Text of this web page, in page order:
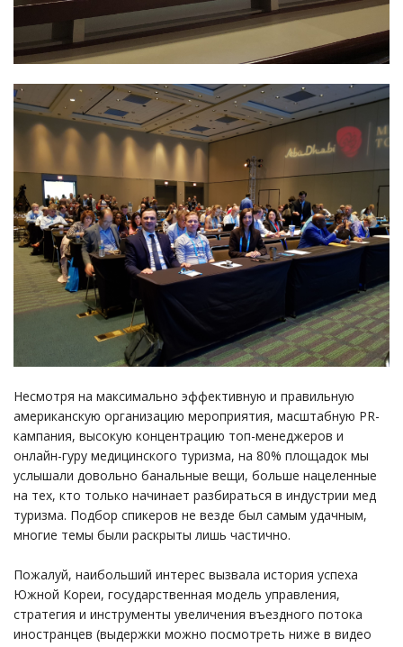
Несмотря на максимально эффективную и правильную
американскую организацию мероприятия, масштабную PR-
кампания, высокую концентрацию топ-менеджеров и
онлайн-гуру медицинского туризма, на 80% площадок мы
услышали довольно банальные вещи, больше нацеленные
на тех, кто только начинает разбираться в индустрии мед
туризма. Подбор спикеров не везде был самым удачным,
многие темы были раскрыты лишь частично.
Пожалуй, наибольший интерес вызвала история успеха
Южной Кореи, государственная модель управления,
стратегия и инструменты увеличения въездного потока
иностранцев (выдержки можно посмотреть ниже в видео